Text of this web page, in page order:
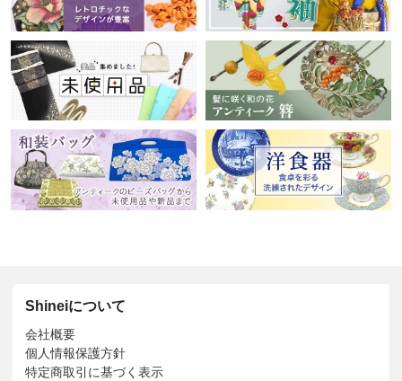
Shineiについて
会社概要
個人情報保護方針
特定商取引に基づく表示